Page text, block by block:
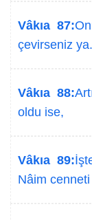
Vâkıa 87:
çevirseniz
Vâkıa 88:
oldu ise,
Vâkıa 89:
Nâim cenneti